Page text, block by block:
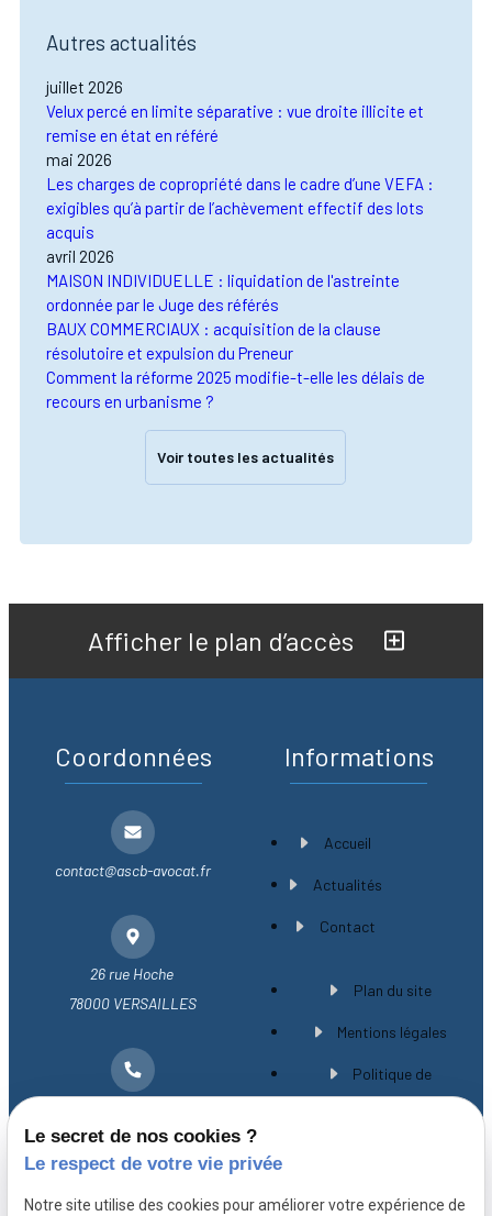
Autres actualités
juillet 2026
Velux percé en limite séparative : vue droite illicite et
remise en état en référé
mai 2026
Les charges de copropriété dans le cadre d’une VEFA :
exigibles qu’à partir de l’achèvement effectif des lots
acquis
avril 2026
MAISON INDIVIDUELLE : liquidation de l'astreinte
ordonnée par le Juge des référés
BAUX COMMERCIAUX : acquisition de la clause
résolutoire et expulsion du Preneur
Comment la réforme 2025 modifie-t-elle les délais de
recours en urbanisme ?
Voir toutes les actualités
Afficher le plan d’accès
Coordonnées
contact@ascb-avocat.fr
26 rue Hoche
78000 VERSAILLES
Informations
Accueil
Actualités
Contact
Plan du site
Mentions légales
Politique de
A propos
Le secret de nos cookies ?
Le respect de votre vie privée
Notre site utilise des cookies pour améliorer votre expérience de